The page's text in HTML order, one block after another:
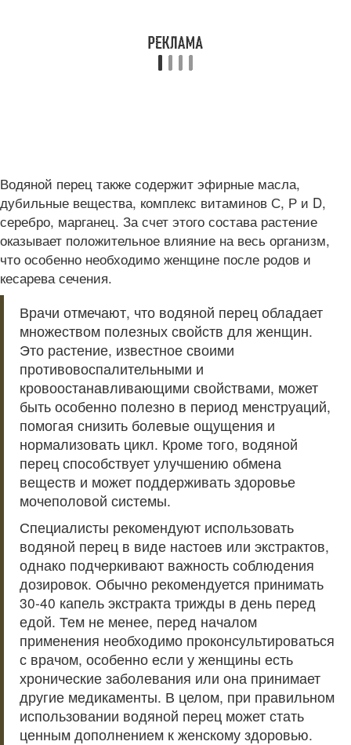
Водяной перец также содержит эфирные масла,
дубильные вещества, комплекс витаминов С, Р и D,
серебро, марганец. За счет этого состава растение
оказывает положительное влияние на весь организм,
что особенно необходимо женщине после родов и
кесарева сечения.
Врачи отмечают, что водяной перец обладает
множеством полезных свойств для женщин.
Это растение, известное своими
противовоспалительными и
кровоостанавливающими свойствами, может
быть особенно полезно в период менструаций,
помогая снизить болевые ощущения и
нормализовать цикл. Кроме того, водяной
перец способствует улучшению обмена
веществ и может поддерживать здоровье
мочеполовой системы.
Специалисты рекомендуют использовать
водяной перец в виде настоев или экстрактов,
однако подчеркивают важность соблюдения
дозировок. Обычно рекомендуется принимать
30-40 капель экстракта трижды в день перед
едой. Тем не менее, перед началом
применения необходимо проконсультироваться
с врачом, особенно если у женщины есть
хронические заболевания или она принимает
другие медикаменты. В целом, при правильном
использовании водяной перец может стать
ценным дополнением к женскому здоровью.